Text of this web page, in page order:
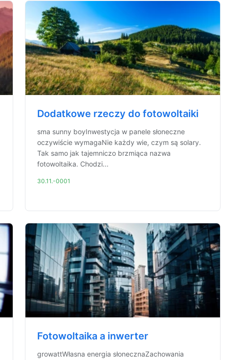
Dodatkowe rzeczy do fotowoltaiki
sma sunny boyInwestycja w panele słoneczne
oczywiście wymagaNie każdy wie, czym są solary.
Tak samo jak tajemniczo brzmiąca nazwa
fotowoltaika. Chodzi...
30.11.-0001
Fotowoltaika a inwerter
growattWłasna energia słonecznaZachowania